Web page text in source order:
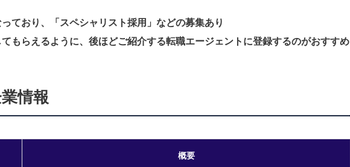
ており、
「スペシャリスト採用」などの募集あり
もらえるように、後ほどご紹介する転職エージェントに登録するのがおすすめ
情報
概要